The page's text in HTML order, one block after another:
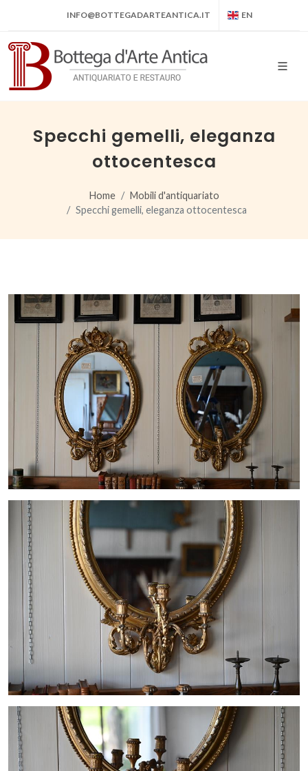
INFO@BOTTEGADARTEANTICA.IT EN
Specchi gemelli, eleganza
ottocentesca
Home
Mobili d'antiquariato
Specchi gemelli, eleganza ottocentesca